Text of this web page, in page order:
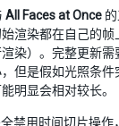
All Faces at Once
渲染都在自己的
染）。完整更新
但是假如光照条
明显会相对较长。
禁用时间切片操作